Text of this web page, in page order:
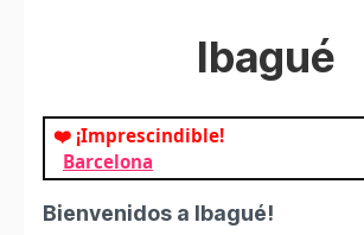
Ibagué
❤️ ¡Imprescindible!
Barcelona
Bienvenidos a Ibagué!